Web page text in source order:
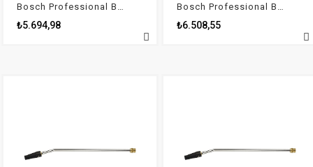
Bosch Professional Basınçlı Yıkama Aksesuarı - Çelik Takviyeli Basınç Uzatma Hortumu
₺5.694,98
Bosch Professional Basınçlı Yıkama Aksesuarı - Çelik Takviyeli Basınç Uzatma Hortumu
₺6.508,55